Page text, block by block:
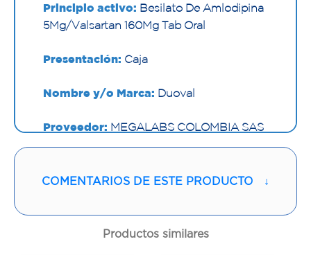
Principio activo: Besilato De Amlodipina
5Mg/Valsartan 160Mg Tab Oral
Presentación: Caja
Nombre y/o Marca: Duoval
Proveedor: MEGALABS COLOMBIA SAS
30 Tabletas
COMENTARIOS DE ESTE PRODUCTO ↓
Productos similares